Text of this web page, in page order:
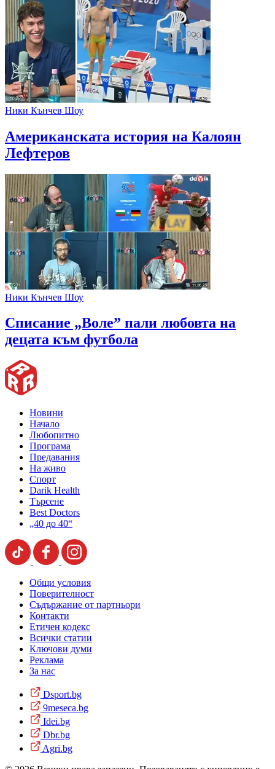
Ники Кънчев Шоу
Американската история на Калоян
Лефтеров
Ники Кънчев Шоу
Списание „Воле” пали любовта на
децата към футбола
Новини
Начало
Любопитно
Програма
Предавания
На живо
Спорт
Darik Health
Търсене
Best Doctors
„40 до 40“
Общи условия
Поверителност
Съдържание от партньори
Контакти
Етичен кодекс
Всички статии
Ключови думи
Реклама
За нас
Dsport.bg
9meseca.bg
Idei.bg
Dbr.bg
Agri.bg